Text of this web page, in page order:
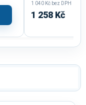
1 040 Kč bez DPH
1 258 Kč